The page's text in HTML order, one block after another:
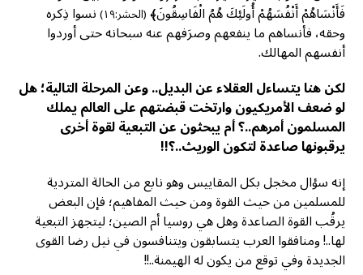
فَأَنْسَاهُمْ أَنْفُسَهُمْ أُولَئِكَ هُمُ الْفَاسِقُونَ﴾(الحشر:١٩) نسوا ذِكره
وحقه، فأنساهم ما ينفعهم وصرَفهم عنه سبحانه حتى أوردوا
أنفسهم المهالك.
لكن هنا يتساءل العقلاء عن البديل.. وعن المرحلة التالية؛ هل
لو ضعف الأمريكيون وارتخت قبضتهم على العالم يملك
المسلمون أمرهم..؟ أم يبحثون عن التبعية لقوة أخرى
يرقبونها صاعدة لتكون الوريث..؟!!
إنه سؤال مخجل بكل المقاييس وهو نابع من الحالة المتردية
للمسلمين من حيث القوة ومن حيث المفاهيم؛ فإن البعض
يرقُب القوة الصاعدة وهل هي روسيا أم الصين؛ ليتجهز التبعية
لها..! ومنافقوا العرب يتسابقون ويتنافسون في نيل رضا القوى
الجديدة وفي توقع من يكون له الهيمنة..!!